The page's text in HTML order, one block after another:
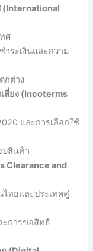
(International
ศ
ระเงินและความ
กต่าง
สี่ยง (Incoterms
และการเลือกใช้
บสินค้า
Clearance and
ทยและประเทศคู่
การขอสิทธิ